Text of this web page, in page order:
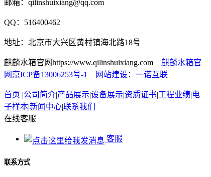
邮箱：qilinshuixiang@qq.com
QQ：516400462
地址：北京市大兴区黄村镇海北路18号
麒麟水箱官网https://www.qilinshuixiang.com 麒麟水箱官
网京ICP备13006253号-1
网站建设： 一诺互联
首页 |公司简介|产品展示|设备展示|资质证书|工程业绩|电
子样本|新闻中心|联系我们
在线客服
客服
联系方式